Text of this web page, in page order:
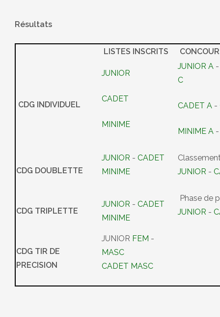
Résultats
LISTES INSCRITS
CDG INDIVIDUEL
JUNIOR
CADET
MINIME
JUNIOR A
C
CADET A -
MINIME A
CDG DOUBLETTE
JUNIOR - CADET
MINIME
JUNIOR -
CDG TRIPLETTE
JUNIOR - CADET
MINIME
Phase de
JUNIOR -
CDG TIR DE
PRECISION
JUNIOR FEM -
MASC
CADET MASC